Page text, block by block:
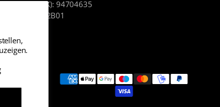
(KvK): 94704635
: NL866865342B01